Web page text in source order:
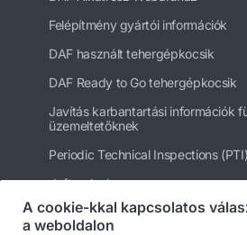
Felépítmény gyártói információk
DAF használt tehergépkocsik
DAF Ready to Go tehergépkocsik
Javítás karbantartási információk
üzemeltetőknek
Periodic Technical Inspections (PTI)
daftrucks.hu
Egyéb DAF webhelyek
A cookie-kkal kapcsolatos
a weboldalon